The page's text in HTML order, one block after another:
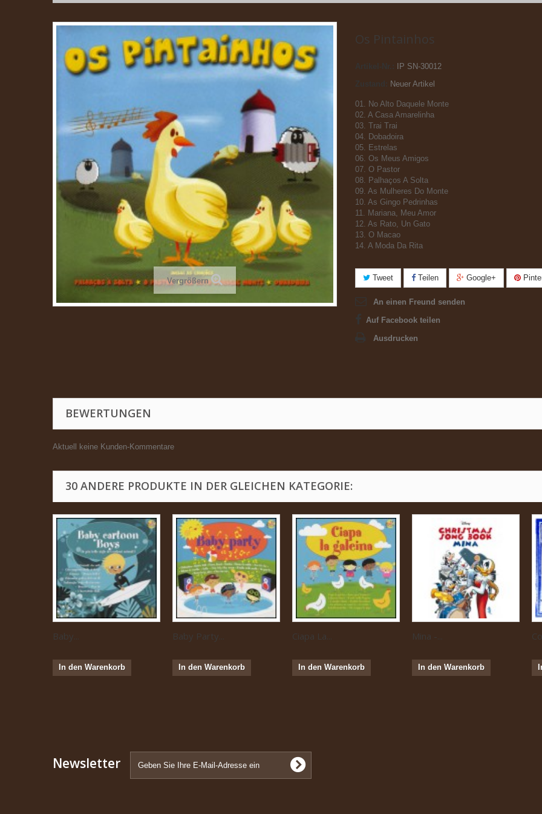
Vergrößern
Os Pintainhos
Artikel-Nr.:
IP SN-30012
Zustand:
Neuer Artikel
01. No Alto Daquele Monte
02. A Casa Amarelinha
03. Trai Trai
04. Dobadoira
05. Estrelas
06. Os Meus Amigos
07. O Pastor
08. Palhaços A Solta
09. As Mulheres Do Monte
10. As Gingo Pedrinhas
11. Mariana, Meu Amor
12. As Rato, Un Gato
13. O Macao
14. A Moda Da Rita
Tweet Teilen Google+
An einen Freund senden
Auf Facebook teilen
Ausdrucken
BEWERTUNGEN
Aktuell keine Kunden-Kommentare
30 ANDERE PRODUKTE IN DER GLEICHEN KATEGORIE:
Baby...
In den Warenkorb
Baby Party...
In den Warenkorb
Ciapa La...
In den Warenkorb
Mina -...
In den Warenkorb
Newsletter